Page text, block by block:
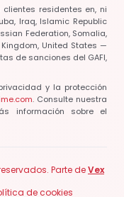
residentes en, ni
Iraq, Islamic Republic
Federation, Somalia,
United States —
de sanciones del GAFI,
y la protección
. Consulte nuestra
información sobre el
Parte deVex
de cookies